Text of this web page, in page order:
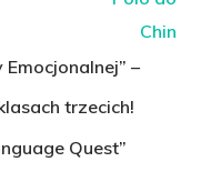
–
trzecich!
Quest”